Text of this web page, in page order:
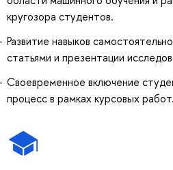
кругозора студентов.
Развитие навыков
статьями и презентации
Своевременное включение
процесс в рамках курсовых работ.